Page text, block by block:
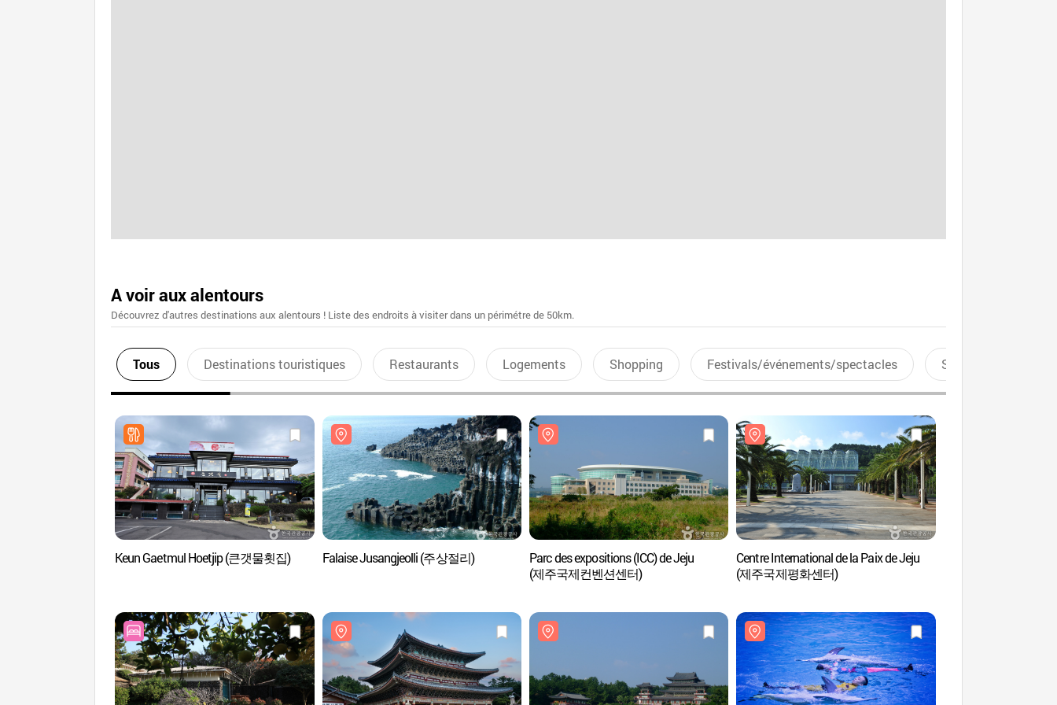
A voir aux alentours
Découvrez d'autres destinations aux alentours ! Liste des endroits à visiter dans un périmétre de 50km.
Tous Destinations touristiques Restaurants Logements Shopping Festivals/événements/spectacles Sports aquatiques
Keun Gaetmul Hoetjip (큰갯물횟집) Falaise Jusangjeolli (주상절리)
Parc des expositions (ICC) de Jeju
(제주국제컨벤션센터)
Centre International de la Paix de Jeju
(제주국제평화센터)